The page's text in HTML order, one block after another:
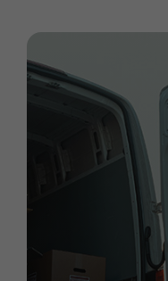
Tiempo de
español
implantación
tecnologías y
nuestro
compromiso